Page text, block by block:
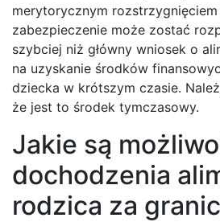
merytorycznym rozstrzygnięciem
zabezpieczenie może zostać
szybciej niż główny wniosek o
na uzyskanie środków
dziecka w krótszym czasie.
że jest to środek tymczasowy.
Jakie są
dochodzenia
rodzica za